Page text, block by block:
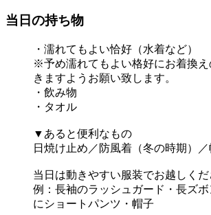
当日の持ち物
・濡れてもよい恰好（水着など）
※予め濡れてもよい格好にお着換
きますようお願い致します。
・飲み物
・タオル
▼あると便利なもの
日焼け止め／防風着（冬の時期）／
当日は動きやすい服装でお越しくだ
例：長袖のラッシュガード・長ズ
にショートパンツ・帽子